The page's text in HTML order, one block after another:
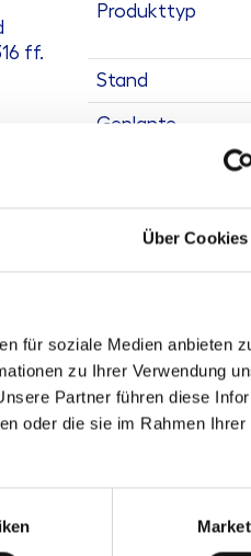
Über Cookies
für soziale Medien anbieten
zu Ihrer Verwendung
Partner führen diese
oder die sie im Rahmen Ihrer
ff.
Produkttyp
Stand
Geplante
Dieser Inhalt
Nutzern zur
Sie haben